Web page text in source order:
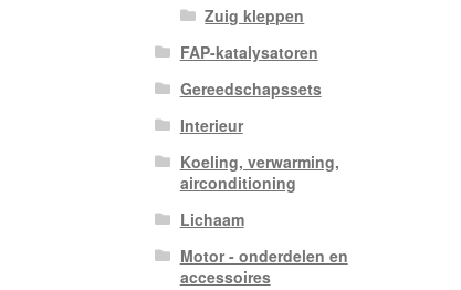
Zuig kleppen
FAP-katalysatoren
Gereedschapssets
Interieur
Koeling, verwarming,
airconditioning
Lichaam
Motor - onderdelen en
accessoires